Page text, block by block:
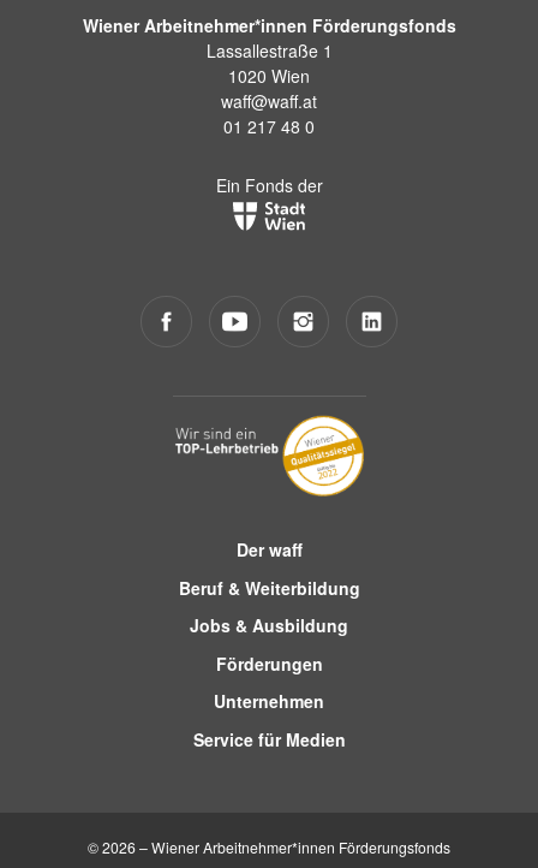
Wiener Arbeitnehmer*innen Förderungsfonds
Lassallestraße 1
1020 Wien
waff@waff.at
01 217 48 0
Ein Fonds der
Der waff
Beruf & Weiterbildung
Jobs & Ausbildung
Förderungen
Unternehmen
Service für Medien
© 2026 – Wiener Arbeitnehmer*innen Förderungsfonds